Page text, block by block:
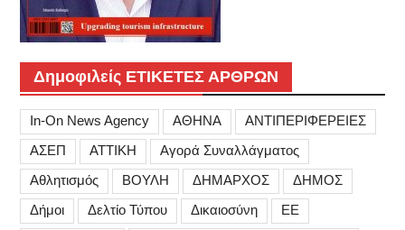
Δημοφιλείς ΕΤΙΚΕΤΕΣ ΑΡΘΡΩΝ
In-On News Agency ΑΘΗΝΑ
ΑΝΤΙΠΕΡΙΦΕΡΕΙΕΣ
ΑΣΕΠ
ΑΤΤΙΚΗ
Αγορά Συναλλάγματος
Αθλητισμός
ΒΟΥΛΗ ΔΗΜΑΡΧΟΣ
ΔΗΜΟΣ
Δήμοι
Δελτίο Τύπου Δικαιοσύνη
ΕΕ